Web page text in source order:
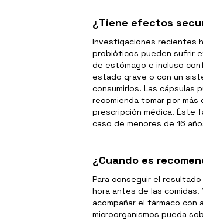
¿Tiene efectos
Investigaciones recientes
probióticos pueden sufrir
de estómago e incluso
estado grave o con un
consumirlos. Las cápsulas
recomienda tomar por
prescripción médica. Éste
caso de menores de 16
¿Cuando es
Para conseguir el
hora antes de las
acompañar el fármaco con
microorganismos pueda